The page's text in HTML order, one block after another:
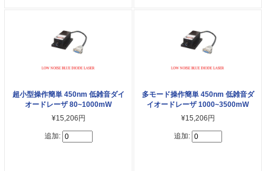
超小型操作簡単 450nm 低雑音ダイ
オードレーザ 80~1000mW
¥15,206円
追加:
多モード操作簡単 450nm 低雑音ダ
イオードレーザ 1000~3500mW
¥15,206円
追加: